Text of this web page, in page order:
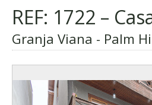
REF: 1722 –
Granja Viana - Palm